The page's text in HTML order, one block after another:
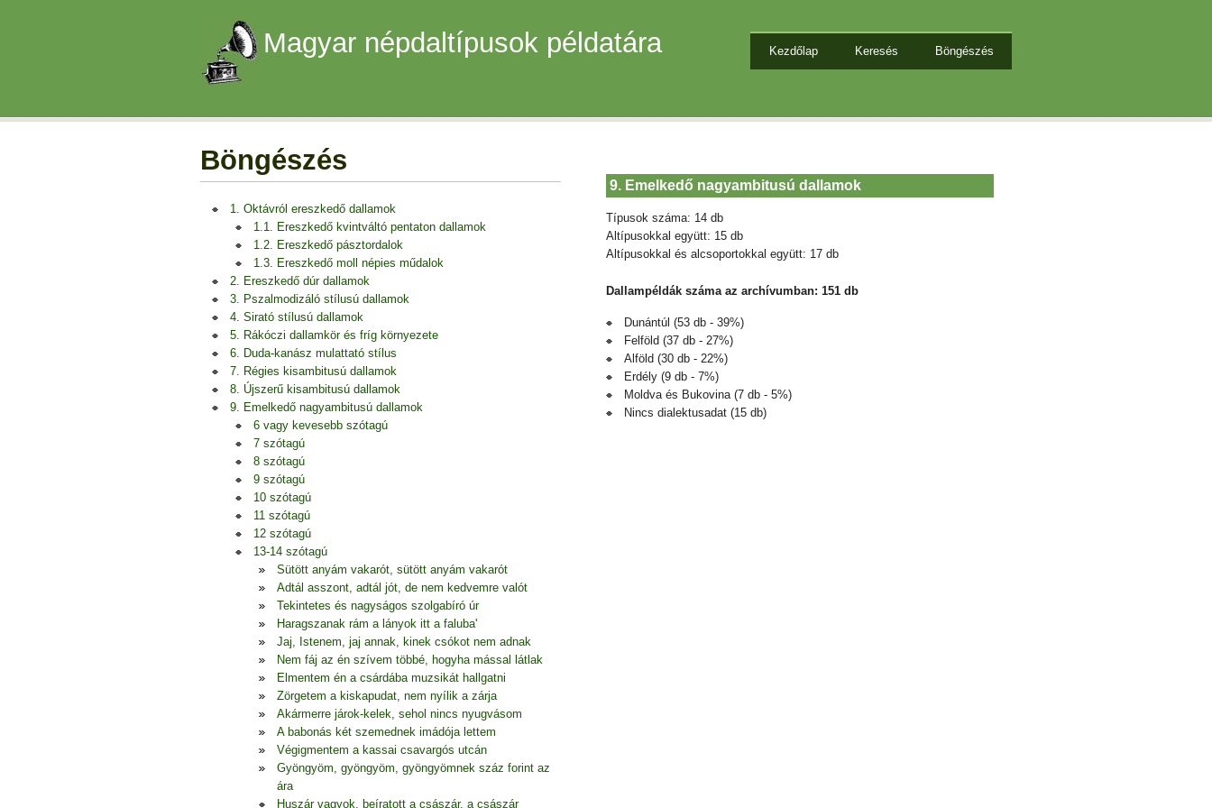
Magyar népdaltípusok példatára Kezdőlap Keresés Böngészés
Böngészés
1. Oktávról ereszkedő dallamok
1.1. Ereszkedő kvintváltó pentaton dallamok
1.2. Ereszkedő pásztordalok
1.3. Ereszkedő moll népies műdalok
2. Ereszkedő dúr dallamok
3. Pszalmodizáló stílusú dallamok
4. Sirató stílusú dallamok
5. Rákóczi dallamkör és fríg környezete
6. Duda-kanász mulattató stílus
7. Régies kisambitusú dallamok
8. Újszerű kisambitusú dallamok
9. Emelkedő nagyambitusú dallamok
6 vagy kevesebb szótagú
7 szótagú
8 szótagú
9 szótagú
10 szótagú
11 szótagú
12 szótagú
13-14 szótagú
Sütött anyám vakarót, sütött anyám vakarót
Adtál asszont, adtál jót, de nem kedvemre valót
Tekintetes és nagyságos szolgabíró úr
Haragszanak rám a lányok itt a faluba'
Jaj, Istenem, jaj annak, kinek csókot nem adnak
Nem fáj az én szívem többé, hogyha mással látlak
Elmentem én a csárdába muzsikát hallgatni
Zörgetem a kiskapudat, nem nyílik a zárja
Akármerre járok-kelek, sehol nincs nyugvásom
A babonás két szemednek imádója lettem
Végigmentem a kassai csavargós utcán
Gyöngyöm, gyöngyöm, gyöngyömnek száz forint az
ára
Huszár vagyok, beíratott a császár, a császár
9. Emelkedő nagyambitusú dallamok
Típusok száma: 14 db
Altípusokkal együtt: 15 db
Altípusokkal és alcsoportokkal együtt: 17 db
Dallampéldák száma az archívumban: 151 db
Dunántúl (53 db - 39%)
Felföld (37 db - 27%)
Alföld (30 db - 22%)
Erdély (9 db - 7%)
Moldva és Bukovina (7 db - 5%)
Nincs dialektusadat (15 db)